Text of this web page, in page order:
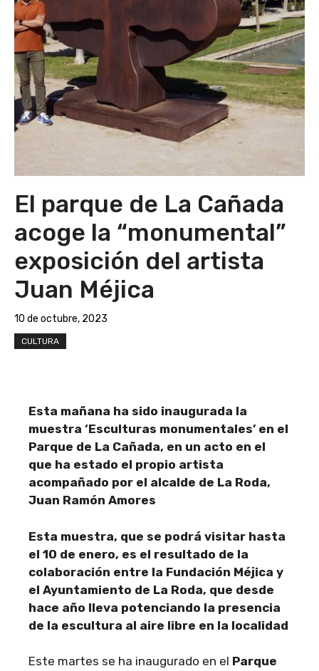
El parque de La Cañada
acoge la “monumental”
exposición del artista
Juan Méjica
10 de octubre, 2023
CULTURA
Esta mañana ha sido inaugurada la
muestra ‘Esculturas monumentales’ en el
Parque de La Cañada, en un acto en el
que ha estado el propio artista
acompañado por el alcalde de La Roda,
Juan Ramón Amores
Esta muestra, que se podrá visitar hasta
el 10 de enero, es el resultado de la
colaboración entre la Fundación Méjica y
el Ayuntamiento de La Roda, que desde
hace año lleva potenciando la presencia
de la escultura al aire libre en la localidad
Este martes se ha inaugurado en el Parque